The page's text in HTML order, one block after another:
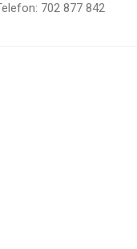
702 877 842